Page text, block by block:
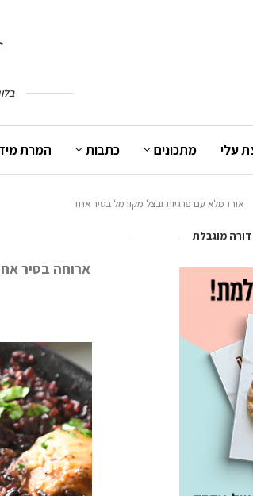
עלי מתכונים כתבות המרת
אורז מלא עם פרגיות ובצל מקורמל בסיר אחד
ארוחה בסיר
מוגבלת